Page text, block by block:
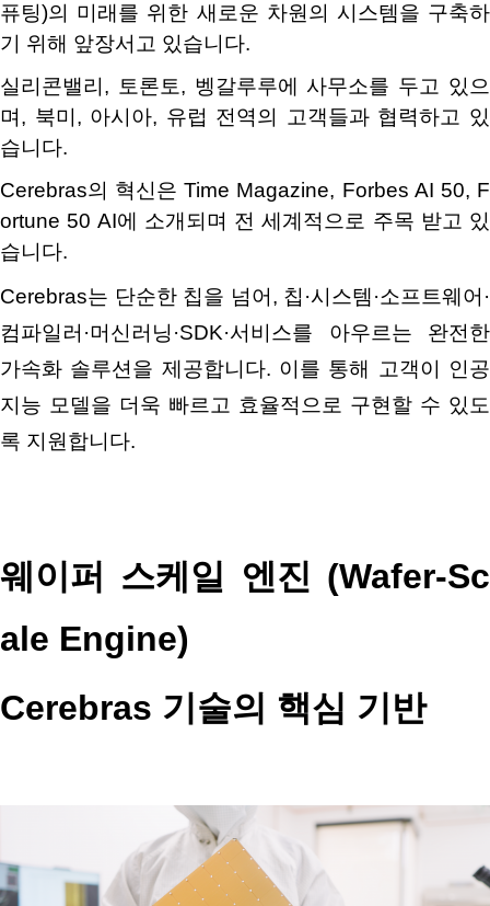
퓨팅)의 미래를 위한 새로운 차원의 시스템을 구축하
기 위해 앞장서고 있습니다.
실리콘밸리 , 토론토, 벵갈루루에 사무소를 두고 있으
며 , 북미 , 아시아, 유럽 전역의 고객들과 협력하고 있
습니다.
Cerebras의 혁신은 Time Magazine, Forbes AI 50, F
ortune 50 AI에 소개되며 전 세계적으로 주목 받고 있
습니다.
Cerebras는 단순한 칩을 넘어 , 칩 ·시스템·소프트웨어 ·
컴파일러 ·머신러닝·SDK·서비스를 아우르는 완전한
가속화 솔루션을 제공합니다. 이를 통해 고객이 인공
지능 모델을 더욱 빠르고 효율적으로 구현할 수 있도
록 지원합니다.
웨이퍼 스케일 엔진 (Wafer-Sc
ale Engine)
Cerebras 기술의 핵심 기반